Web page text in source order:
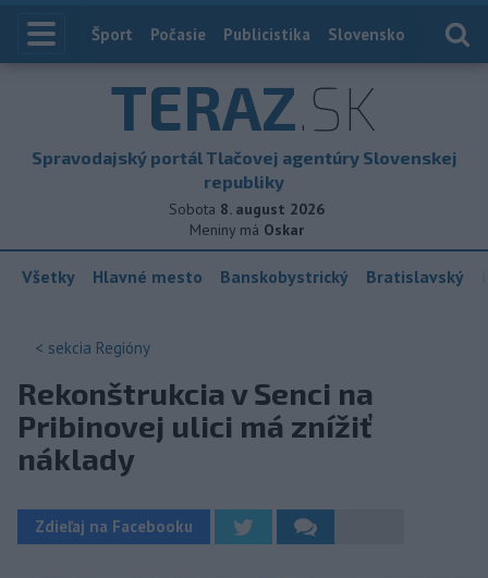
Index
Šport Počasie Publicistika Slovensko
TERAZ.SK
Spravodajský portál Tlačovej agentúry Slovenskej
republiky
Sobota 8. august 2026
Meniny má Oskar
Všetky Hlavné mesto Banskobystrický Bratislavský
< sekcia Regióny
Rekonštrukcia v Senci na
Pribinovej ulici má znížiť
náklady
Zdieľaj na Facebooku